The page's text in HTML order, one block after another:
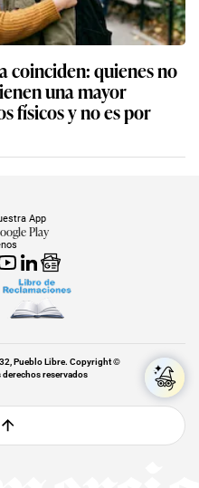
coinciden: quienes no
una mayor
físicos y no es por
App
Play
Pueblo Libre. Copyright ©
reservados